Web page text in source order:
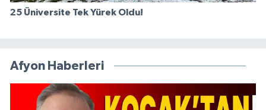
25 Üniversite Tek Yürek Oldu!
Afyon Haberleri